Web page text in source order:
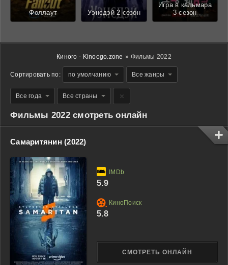
Фоллаут Уэнсдэй 2 сезон
Игра в кальмара
3 сезон
Киного - Kinoogo.zone » Фильмы 2022
Сортировать по: по умолчанию Все жанры
Все года Все страны
Фильмы 2022 смотреть онлайн
Самаритянин (2022)
СМОТРЕТЬ ОНЛАЙН
5.9
5.8